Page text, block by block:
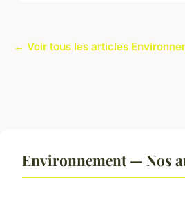
← Voir tous les articles
Environnement — Nos